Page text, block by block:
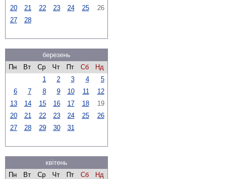
20 21 22 23 24 25
26
27
28
березень
Пн
Вт Ср Чт Пт Сб
Нд
1
2 3 4
5
6
7 8 9 10 11
12
13
14 15 16 17 18
19
20
21 22 23 24 25
26
27
28 29 30 31
квітень
Пн
Вт Ср Чт Пт Сб
Нд